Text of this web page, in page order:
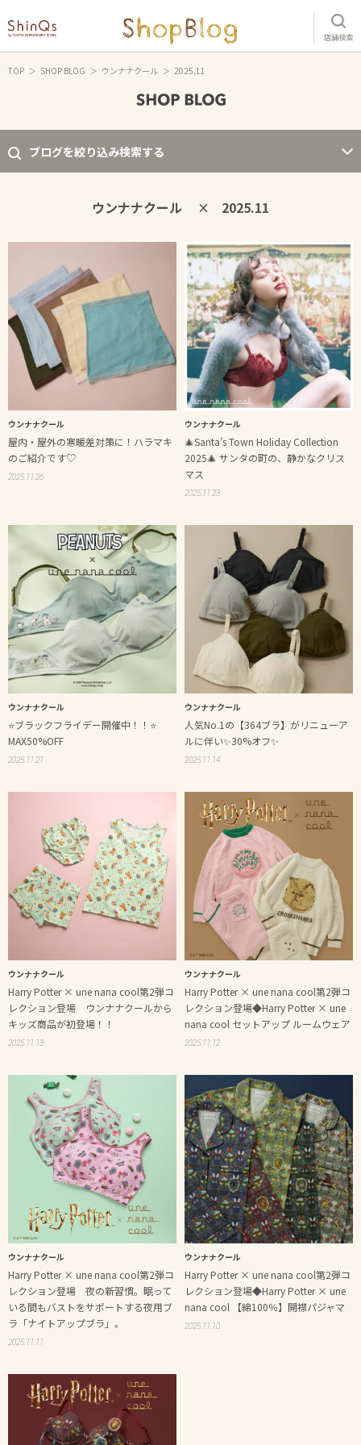
店舗検索
TOP SHOP BLOG ウンナナクール 2025.11
ブログを絞り込み検索する
ウンナナクール × 2025.11
ウンナナクール
屋内・屋外の寒暖差対策に！ハラマキ
のご紹介です♡
2025.11.26
ウンナナクール
🎄Santa’s Town Holiday Collection
2025🎄 サンタの町の、静かなクリス
マス
2025.11.23
ウンナナクール
⭐️ブラックフライデー開催中！！⭐️
MAX50%OFF
2025.11.21
ウンナナクール
人気No.1の【364ブラ】がリニューア
ルに伴い✨30%オフ✨
2025.11.14
ウンナナクール
Harry Potter × une nana cool第2弾コ
レクション登場 ウンナナクールから
キッズ商品が初登場！！
2025.11.13
ウンナナクール
Harry Potter × une nana cool第2弾コ
レクション登場◆Harry Potter × une
nana cool セットアップ ルームウェア
2025.11.12
ウンナナクール
Harry Potter × une nana cool第2弾コ
レクション登場 夜の新習慣。眠って
いる間もバストをサポートする夜用ブ
ラ「ナイトアップブラ」。
2025.11.11
ウンナナクール
Harry Potter × une nana cool第2弾コ
レクション登場◆Harry Potter × une
nana cool 【綿100％】開襟パジャマ
2025.11.10